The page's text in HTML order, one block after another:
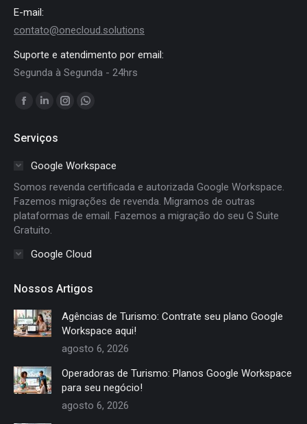
E-mail:
contato@onecloud.solutions
Suporte e atendimento por email:
Segunda à Segunda - 24hrs
Encontre-nos em:
Facebook
opens
window
Linkedin
opens
in
window
Instagram
in
window
Whatsapp
in
window
Serviços
Google Workspace
Somos revenda certificada e autorizada Google Workspace.
Fazemos migrações de revenda. Migramos de outras
plataformas de email. Fazemos a migração do seu G Suite
Gratuito.
Google Cloud
Nossos Artigos
Agências de Turismo: Contrate seu plano Google
Workspace aqui!
agosto 6, 2026
Operadoras de Turismo: Planos Google Workspace
para seu negócio!
agosto 6, 2026